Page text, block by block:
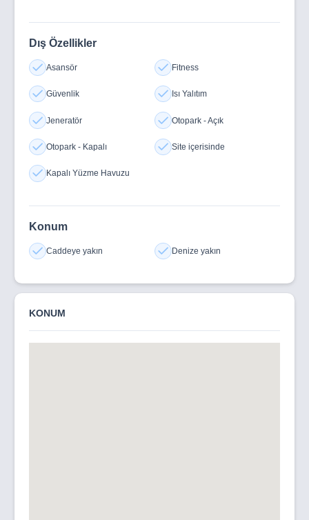
Dış Özellikler
Asansör Fitness
Güvenlik Isı Yalıtım
Jeneratör Otopark - Açık
Otopark - Kapalı Site içerisinde
Kapalı Yüzme Havuzu
Konum
Caddeye yakın Denize yakın
KONUM